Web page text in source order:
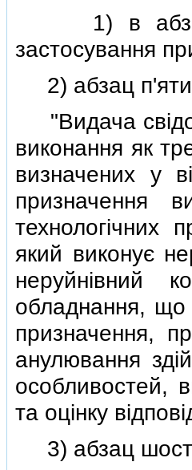
1) в абзацi
застосування
2) абзац
"Видача
виконання як
визначених у
призначення
технологiчних
який виконує
неруйнiвний
обладнання,
призначення,
анулювання
особливостей,
та оцiнку
3) абзац